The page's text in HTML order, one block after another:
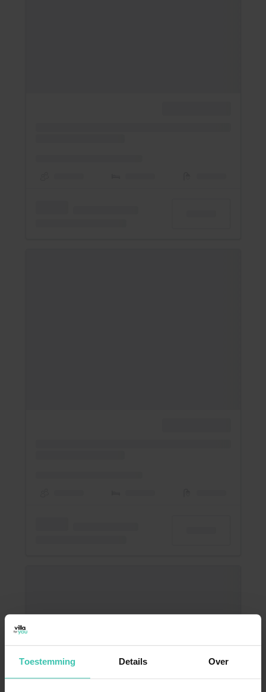
Toestemming Details Over